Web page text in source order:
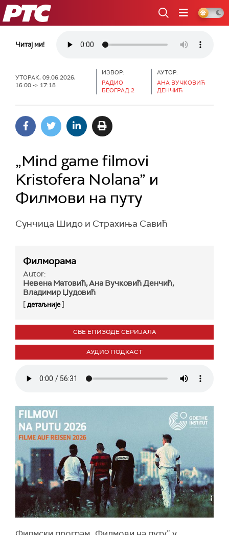
РТС
Читај ми!
УТОРАК, 09.06.2026,
16:00 -> 17:18
ИЗВОР:
РАДИО
БЕОГРАД 2
АУТОР:
АНА ВУЧКОВИЋ
ДЕНЧИЋ
„Mind game filmovi
Kristofera Nolana” и
Филмови на путу
Сунчица Шидо и Страхиња Савић
Филморама
Autor:
Невена Матовић, Ана Вучковић Денчић,
Владимир Џудовић
[детаљније]
СВЕ ЕПИЗОДЕ СЕРИЈАЛА
АУДИО ПОДКАСТ